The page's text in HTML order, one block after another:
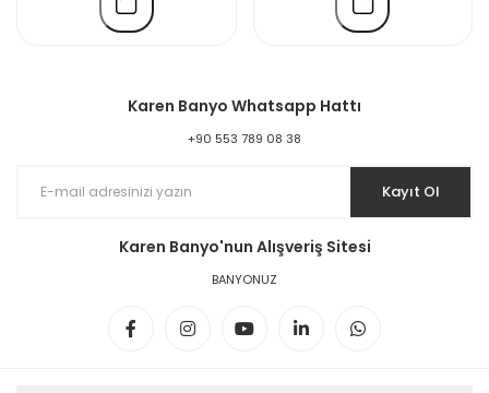
Karen Banyo Whatsapp Hattı
+90 553 789 08 38
Kayıt Ol
Karen Banyo'nun Alışveriş Sitesi
BANYONUZ